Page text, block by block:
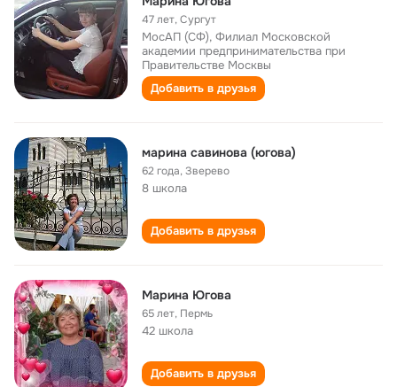
47 лет,Сургут
МосАП (СФ), Филиал Московской
академии предпринимательства при
Правительстве Москвы
Добавить в друзья
марина савинова (югова)
62 года,Зверево
8 школа
Добавить в друзья
Марина Югова
65 лет, Пермь
42 школа
Добавить в друзья